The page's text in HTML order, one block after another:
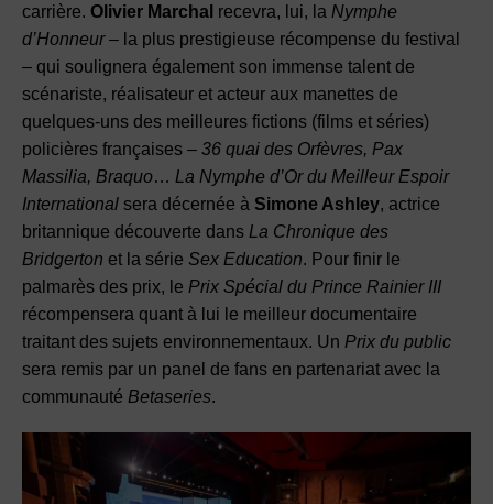
carrière. Olivier Marchal recevra, lui, la Nymphe
d’Honneur– la plus prestigieuse récompense du festival
– qui soulignera également son immense talent de
scénariste, réalisateur et acteur aux manettes de
quelques-uns des meilleures fictions (films et séries)
policières françaises – 36 quai des Orfèvres, Pax
Massilia, Braquo… La Nymphe d’Or du Meilleur Espoir
International sera décernée à Simone Ashley, actrice
britannique découverte dans La Chronique des
Bridgerton et la série Sex Education. Pour finir le
palmarès des prix, le Prix Spécial du Prince Rainier III
récompensera quant à lui le meilleur documentaire
traitant des sujets environnementaux. Un Prix du public
sera remis par un panel de fans en partenariat avec la
communauté Betaseries.